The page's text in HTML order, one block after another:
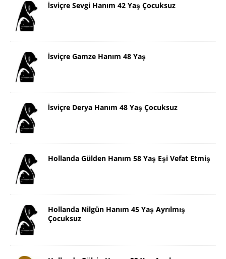
İsviçre Sevgi Hanım 42 Yaş Çocuksuz
İsviçre Gamze Hanım 48 Yaş
İsviçre Derya Hanım 48 Yaş Çocuksuz
Hollanda Gülden Hanım 58 Yaş Eşi Vefat Etmiş
Hollanda Nilgün Hanım 45 Yaş Ayrılmış
Çocuksuz